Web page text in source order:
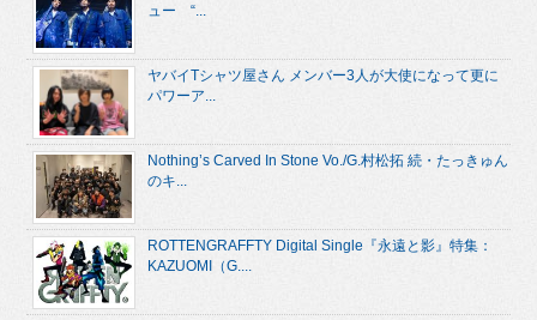
ュー “...
ヤバイTシャツ屋さん メンバー3人が大使になって更に
パワーア...
Nothing’s Carved In Stone Vo./G.村松拓 続・たっきゅん
のキ...
ROTTENGRAFFTY Digital Single『永遠と影』特集：
KAZUOMI（G....